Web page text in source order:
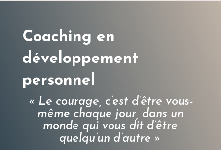
Coaching en
développement
personnel
« Le courage, c’est d’être vous-
même chaque jour, dans un
monde qui vous dit d’être
quelqu’un d’autre »